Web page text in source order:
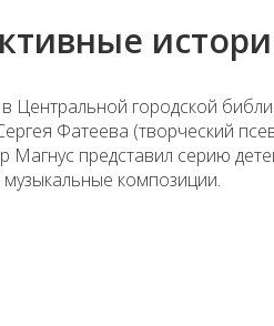
Центральной городской
Фатеева (творческий
Магнус представил серию
музыкальные композиции.